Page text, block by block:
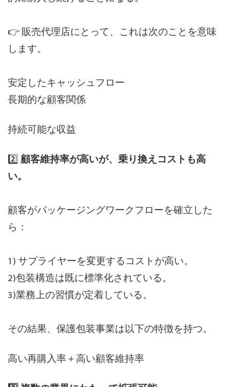
👉 販売代理店にとって、これは次のことを意味
します。
安定したキャッシュフロー
長期的な顧客関係
持続可能な収益
2️⃣ 顧客維持率が高いが、乗り換えコストも高
い。
顧客がパッケージングワークフローを確立した
ら：
1) サプライヤーを変更するコストが高い。
2)包装構造は既に標準化されている。
3)業務上の習慣が定着している。
その結果、保護包装事業は以下の特徴を持つ。
高い再購入率＋高い顧客維持率